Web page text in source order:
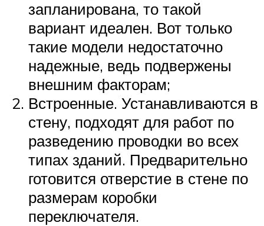
запланирована, то такой
вариант идеален. Вот только
такие модели недостаточно
надежные, ведь подвержены
внешним факторам;
Встроенные. Устанавливаются в
стену, подходят для работ по
разведению проводки во всех
типах зданий. Предварительно
готовится отверстие в стене по
размерам коробки
переключателя.